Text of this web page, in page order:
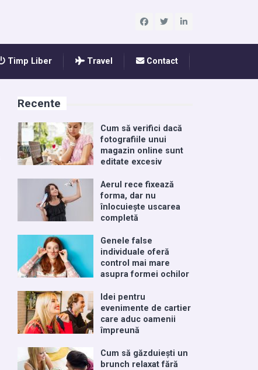
Timp Liber Travel Contact
Recente
Cum să verifici dacă
fotografiile unui
magazin online sunt
editate excesiv
Aerul rece fixează
forma, dar nu
înlocuiește uscarea
completă
Genele false
individuale oferă
control mai mare
asupra formei ochilor
Idei pentru
evenimente de cartier
care aduc oamenii
împreună
Cum să găzduiești un
brunch relaxat fără